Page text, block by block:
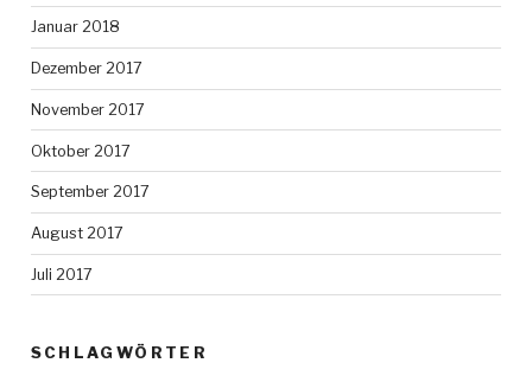
Januar 2018
Dezember 2017
November 2017
Oktober 2017
September 2017
August 2017
Juli 2017
SCHLAGWÖRTER